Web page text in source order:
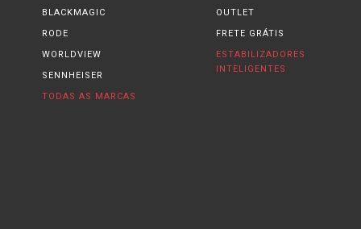
BLACKMAGIC
RODE
WORLDVIEW
SENNHEISER
TODAS AS MARCAS
OUTLET
FRETE GRÁTIS
ESTABILIZADORES
INTELIGENTES